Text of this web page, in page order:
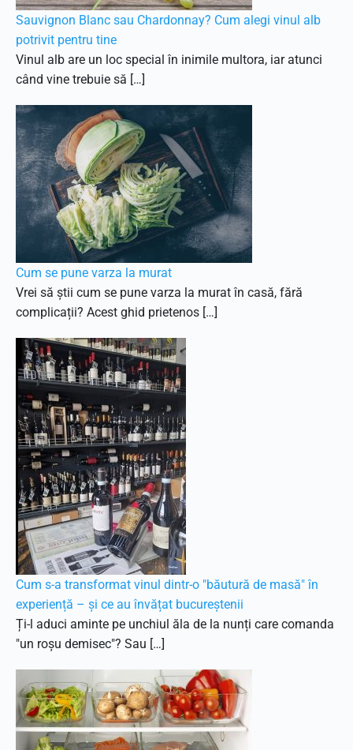
Sauvignon Blanc sau Chardonnay? Cum alegi vinul alb
potrivit pentru tine
Vinul alb are un loc special în inimile multora, iar atunci
când vine trebuie să […]
Cum se pune varza la murat
Vrei să știi cum se pune varza la murat în casă, fără
complicații? Acest ghid prietenos […]
Cum s-a transformat vinul dintr-o "băutură de masă" în
experiență – și ce au învățat bucureștenii
Ți-l aduci aminte pe unchiul ăla de la nunți care comanda
"un roșu demisec"? Sau […]